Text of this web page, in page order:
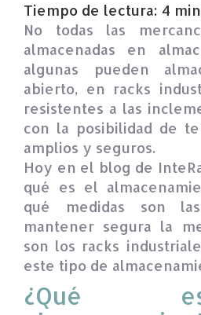
Tiempo de lectura: 4
No todas las
almacenadas en
algunas pueden
abierto, en racks
resistentes a las
con la posibilidad de
amplios y seguros.
Hoy en el blog de
qué es el
qué medidas son
mantener segura la
son los racks
este tipo de
¿Qué